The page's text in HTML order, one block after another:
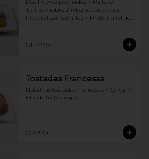
Dos huevos pochados + Palta o
Tomate sobre 2 rebanadas de pan
Integral con semillas + Proteina (elige
$11.490
Tostadas Francesas
Nuestras tostadas francesas + Syrup +
Mix de frutos rojos
$7.990